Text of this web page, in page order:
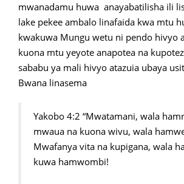
mwanadamu huwa anayabatilisha ili
lake pekee ambalo linafaida kwa mtu
kwakuwa Mungu wetu ni pendo hivyo
kuona mtu yeyote anapotea na
sababu ya mali hivyo atazuia ubaya
Bwana linasema
Yakobo 4:2 “Mwatamani, wala
mwaua na kuona wivu, wala
Mwafanya vita na kupigana, wala
kuwa hamwombi!